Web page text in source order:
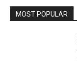
MOST POPULAR